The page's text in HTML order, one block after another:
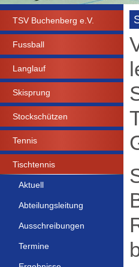
TSV Buchenberg e.V.
Fussball
Langlauf
Skisprung
Stockschützen
Tennis
Tischtennis
Aktuell
Abteilungsleitung
Ausschreibungen
Termine